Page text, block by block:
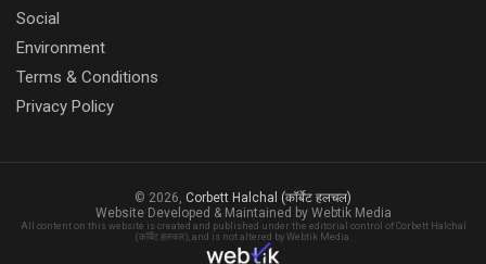
Social
Environment
Terms & Conditions
Privacy Policy
© 2026, Corbett Halchal (कॉर्बेट हलचल)
Website Developed & Maintained by Webtik Media
All content on this website is created and published under the editorial control of Corbett Halchal
(कॉर्बेट हलचल), and is not altered by Webtik Media.